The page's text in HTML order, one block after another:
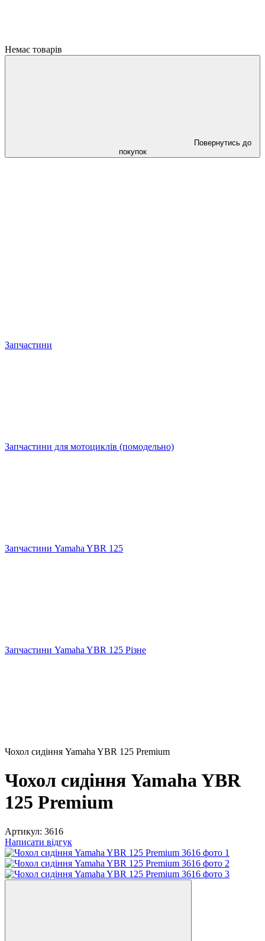
Немає товарів
Повернутись до
покупок
Запчастини
Запчастини для мотоциклів (помодельно)
Запчастини Yamaha YBR 125
Запчастини Yamaha YBR 125 Різне
Чохол сидіння Yamaha YBR 125 Premium
Чохол сидіння Yamaha YBR
125 Premium
Артикул: 3616
Написати відгук